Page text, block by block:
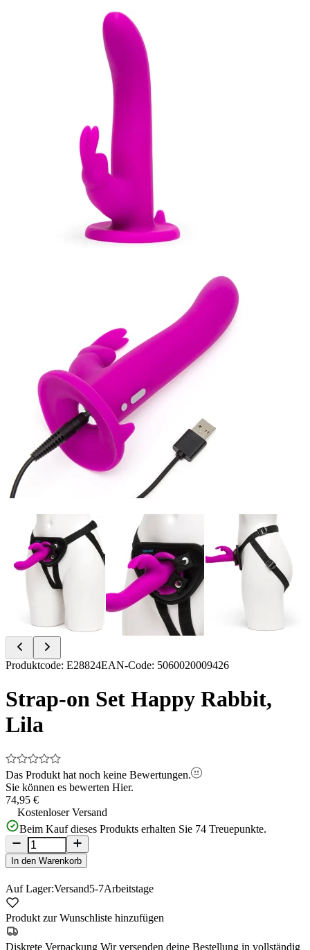
Item
of
5
Produktcode: E28824EAN-Code: 5060020009426
Strap-on Set Happy Rabbit,
Lila
Das Produkt hat noch keine Bewertungen.
Sie können es bewerten Hier.
74,95 €
Kostenloser Versand
Beim Kauf dieses Produkts erhalten Sie 74 Treuepunkte.
In den Warenkorb
Auf Lager:Versand5-7Arbeitstage
Produkt zur Wunschliste hinzufügen
Diskrete Verpackung Wir versenden deine Bestellung in vollständig